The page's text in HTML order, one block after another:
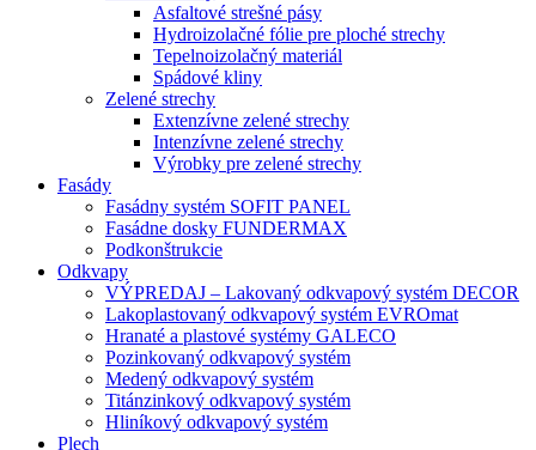
Asfaltové strešné pásy
Hydroizolačné fólie pre ploché strechy
Tepelnoizolačný materiál
Spádové kliny
Zelené strechy
Extenzívne zelené strechy
Intenzívne zelené strechy
Výrobky pre zelené strechy
Fasády
Fasádny systém SOFIT PANEL
Fasádne dosky FUNDERMAX
Podkonštrukcie
Odkvapy
VÝPREDAJ – Lakovaný odkvapový systém DECOR
Lakoplastovaný odkvapový systém EVROmat
Hranaté a plastové systémy GALECO
Pozinkovaný odkvapový systém
Medený odkvapový systém
Titánzinkový odkvapový systém
Hliníkový odkvapový systém
Plech